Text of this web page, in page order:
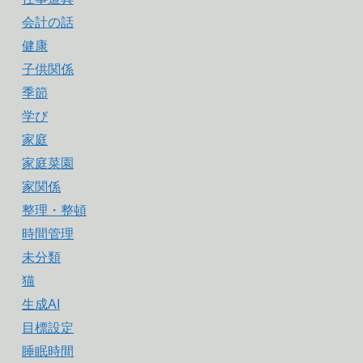
会計の話
健康
子供関係
季節
学び
家庭
家庭菜園
家関係
整理・整頓
時間管理
未分類
猫
生成AI
目標設定
睡眠時間